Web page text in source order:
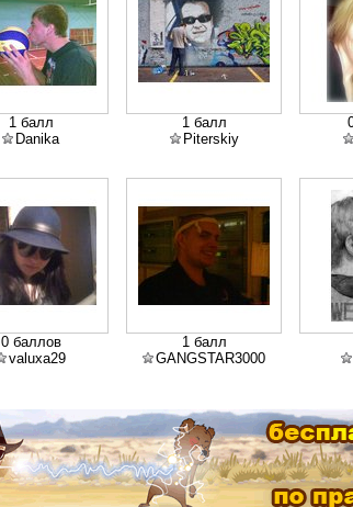
1 балл
Danika
1 балл
Piterskiy
0 баллов
valuxa29
1 балл
GANGSTAR3000